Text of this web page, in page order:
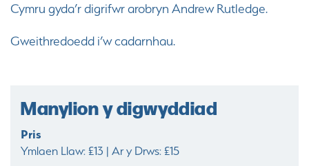
Cymru gyda’r digrifwr arobryn Andrew Rutledge.
Gweithredoedd i’w cadarnhau.
Manylion y digwyddiad
Pris
Ymlaen Llaw: £13 | Ar y Drws: £15